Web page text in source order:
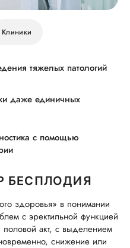
Клиники
тяжелых патологий
даже единичных
с помощью
БЕСПЛОДИЯ
здоровья» в понимании
с эректильной функцией
половой акт, с выделением
снижение или